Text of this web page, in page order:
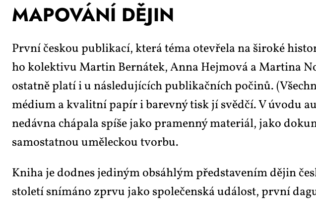
MA­PO­VÁ­NÍ DĚ­JIN
Prv­ní čes­kou pu­b­li­ka­cí, kte­rá té­ma ote­vře­la na ši­ro­ké
ho ko­lek­ti­vu Mar­tin Ber­ná­tek, An­na Hej­mo­vá a Mar­ti­na
ostat­ně pla­tí i u ná­sle­du­jí­cích pu­b­li­kač­ních po­či­nů.
mé­di­um a kva­lit­ní pa­pír i ba­rev­ný tisk jí svěd­čí. V úvo­du
ne­dáv­na chá­pa­la spí­še ja­ko pra­men­ný ma­te­ri­ál, ja­ko
sa­mo­stat­nou umě­lec­kou tvor­bu.
Kni­ha je dodnes je­di­ným ob­sáh­lým před­sta­ve­ním dě­jin
sto­le­tí sní­má­no zpr­vu ja­ko spo­le­čen­ská udá­lost, prv­ní